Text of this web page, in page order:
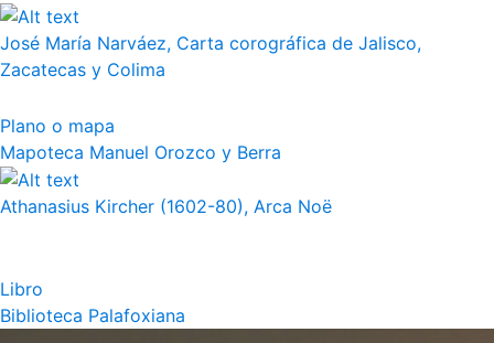
José María Narváez, Carta corográfica de Jalisco,
Zacatecas y Colima
Plano o mapa
Mapoteca Manuel Orozco y Berra
Athanasius Kircher (1602-80), Arca Noë
Libro
Biblioteca Palafoxiana